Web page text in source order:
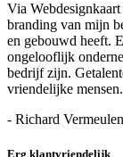
Via
branding van mijn
en gebouwd heeft.
ongelooflijk
bedrijf zijn.
vriendelijke mensen.
- Richard Vermeulen
Erg klantvriendelijk